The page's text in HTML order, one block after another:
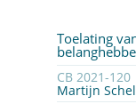
Toelating
Martijn